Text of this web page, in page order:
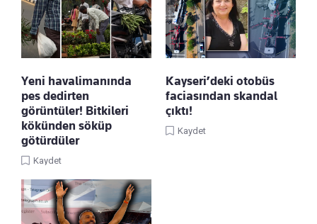
Yeni havalimanında
pes dedirten
görüntüler! Bitkileri
kökünden söküp
götürdüler
Kaydet
Kayseri’deki otobüs
faciasından skandal
çıktı!
Kaydet